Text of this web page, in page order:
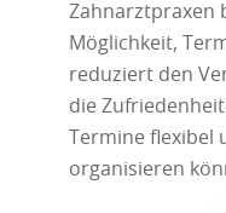
Zahnarztpraxen
Möglichkeit,
reduziert den
die
Termine
organisieren